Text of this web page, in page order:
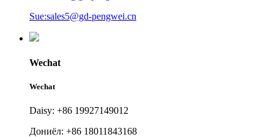
Sue:sales5@gd-pengwei.cn
Wechat
Wechat
Daisy: +86 19927149012
Дониёл: +86 18011843168